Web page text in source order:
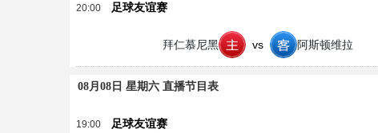
20:00 足球友谊赛
拜仁慕尼黑 vs 阿斯顿维拉
08月08日 星期六 直播节目表
19:00 足球友谊赛